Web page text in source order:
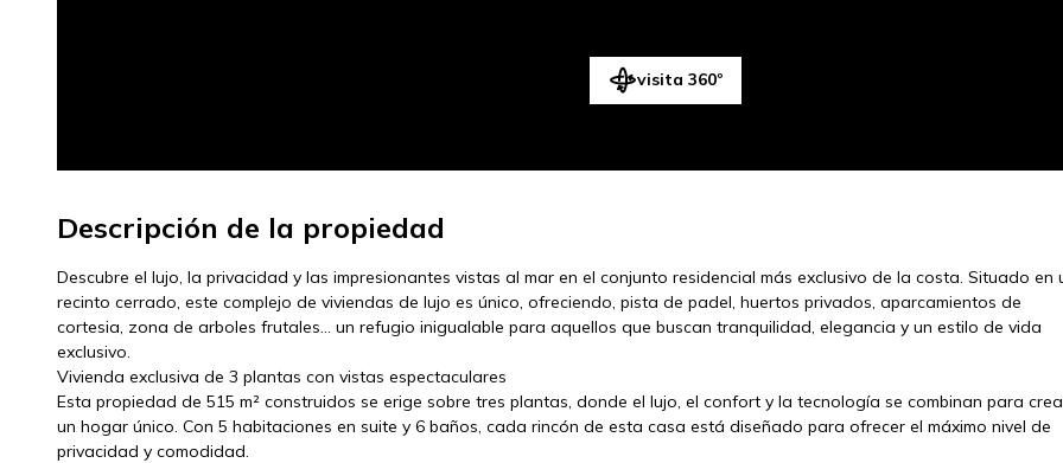
visita 360º
Descripción de la propiedad
Descubre el lujo, la privacidad y las impresionantes vistas al mar en el conjunto residencial más exclusivo de la costa. Situado en
recinto cerrado, este complejo de viviendas de lujo es único, ofreciendo, pista de padel, huertos privados, aparcamientos de
cortesia, zona de arboles frutales… un refugio inigualable para aquellos que buscan tranquilidad, elegancia y un estilo de vida
exclusivo.
Vivienda exclusiva de 3 plantas con vistas espectaculares
Esta propiedad de 515 m² construidos se erige sobre tres plantas, donde el lujo, el confort y la tecnología se combinan para
un hogar único. Con 5 habitaciones en suite y 6 baños, cada rincón de esta casa está diseñado para ofrecer el máximo nivel de
privacidad y comodidad.